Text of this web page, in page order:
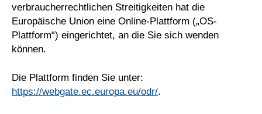
verbraucherrechtlichen Streitigkeiten hat die
Europäische Union eine Online-Plattform („OS-
Plattform“) eingerichtet, an die Sie sich wenden
können.
Die Plattform finden Sie unter:
https://webgate.ec.europa.eu/odr/.